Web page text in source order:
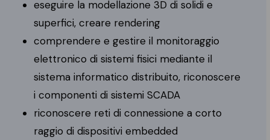
eseguire la modellazione 3D di solidi e
superfici, creare rendering
comprendere e gestire il monitoraggio
elettronico di sistemi fisici mediante il
sistema informatico distribuito, riconoscere
i componenti di sistemi SCADA
riconoscere reti di connessione a corto
raggio di dispositivi embedded